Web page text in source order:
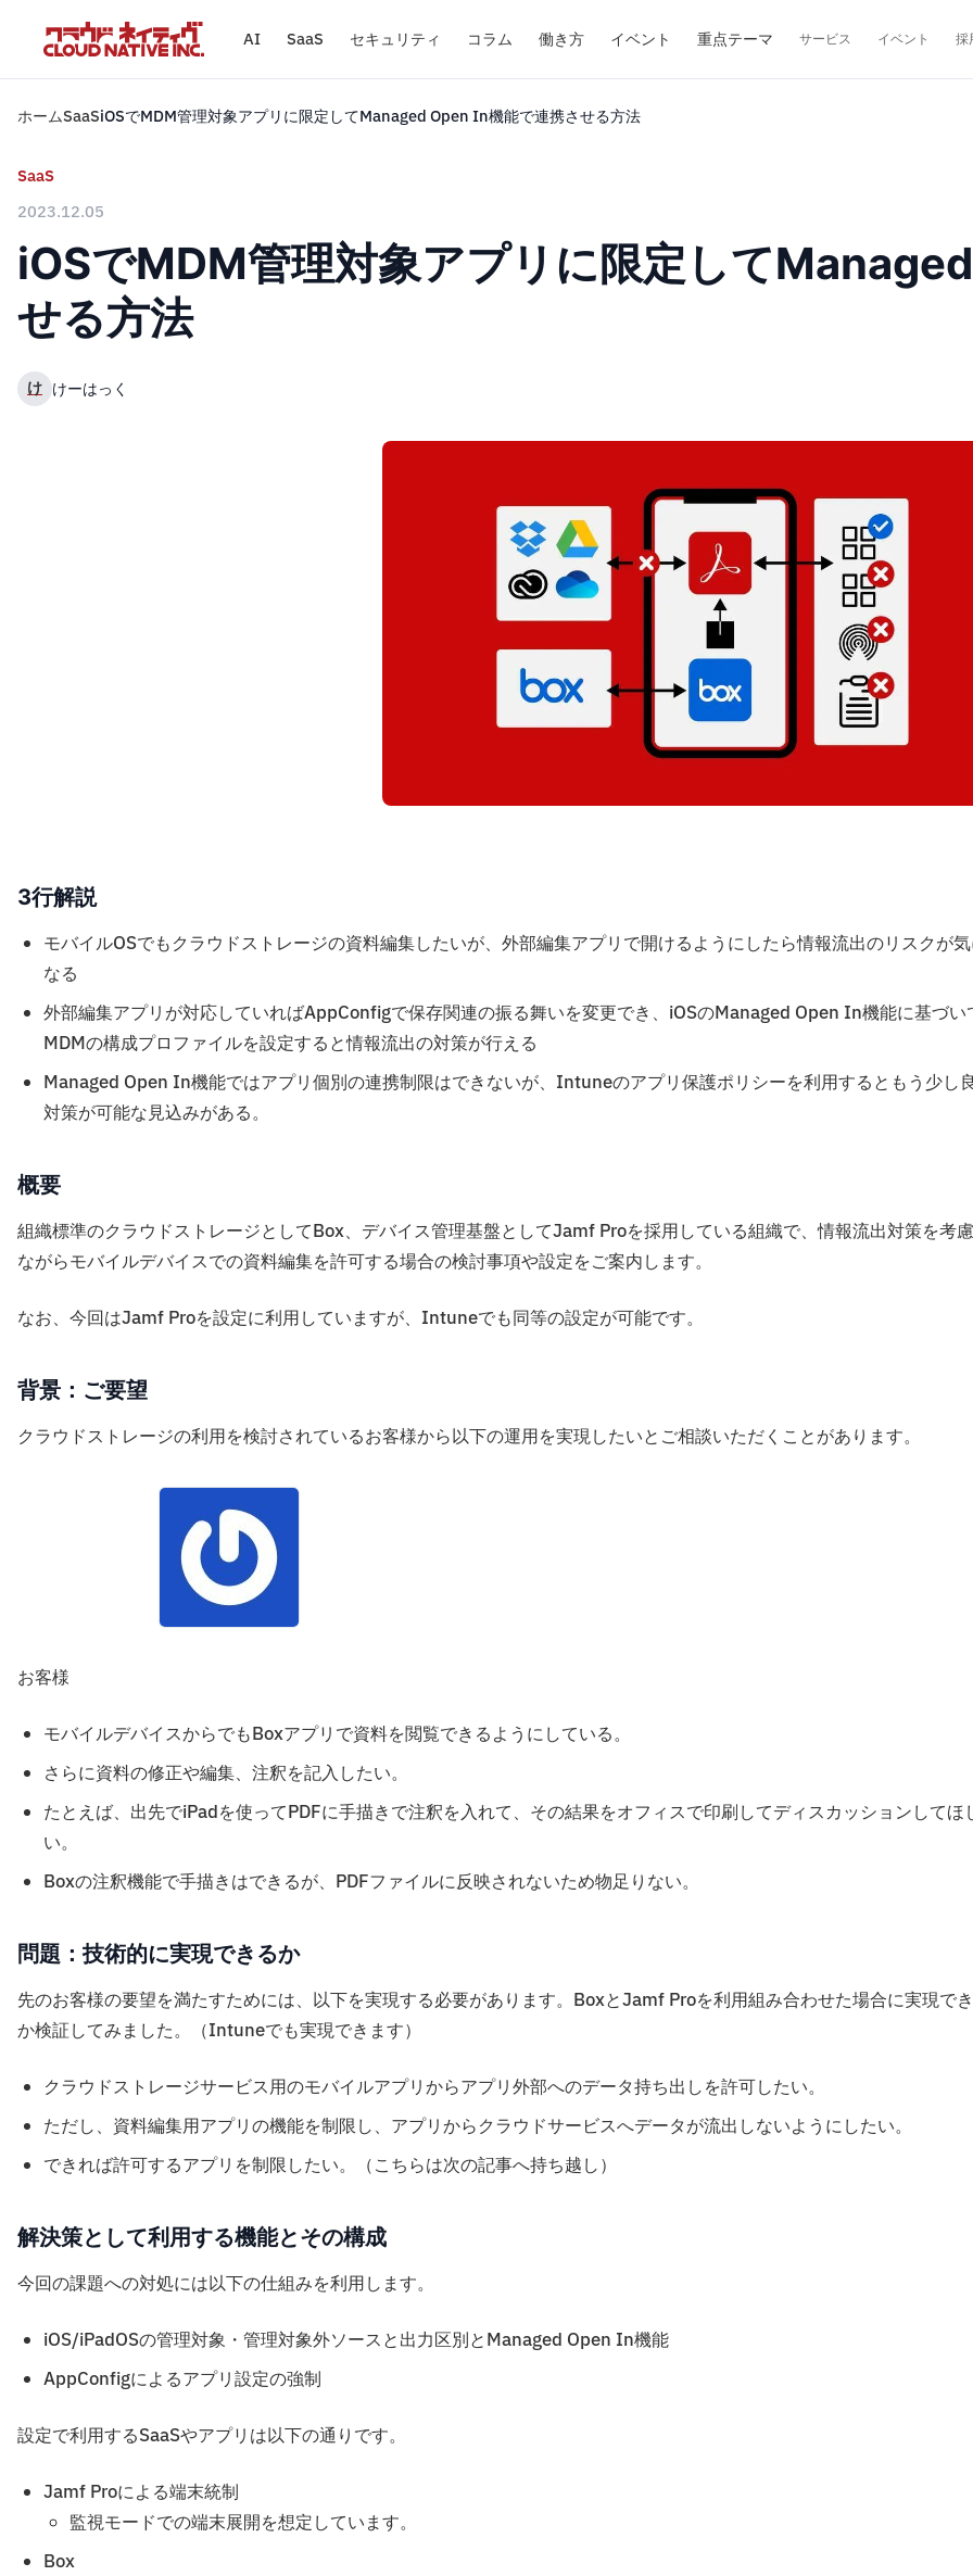
AI SaaS セキュリティ コラム 働き方 イベント 重点テーマ サービス イベント 採
ホームSaaSiOSでMDM管理対象アプリに限定してManaged Open In機能で連携させる方法
SaaS
2023.12.05
iOSでMDM管理対象アプリに限定して
せる方法
け けーはっく
3行解説
モバイルOSでもクラウドストレージの資料編集したいが、外部編集アプリで開けるようにしたら情報流出のリスクが
なる
外部編集アプリが対応していればAppConfigで保存関連の振る舞いを変更でき、iOSのManaged Open In機能に基づい
MDMの構成プロファイルを設定すると情報流出の対策が行える
Managed Open In機能ではアプリ個別の連携制限はできないが、Intuneのアプリ保護ポリシーを利用するともう少し
対策が可能な見込みがある。
概要
組織標準のクラウドストレージとしてBox、デバイス管理基盤としてJamf Proを採用している組織で、情報流出対策を考
ながらモバイルデバイスでの資料編集を許可する場合の検討事項や設定をご案内します。
なお、今回はJamf Proを設定に利用していますが、Intuneでも同等の設定が可能です。
背景：ご要望
クラウドストレージの利用を検討されているお客様から以下の運用を実現したいとご相談いただくことがあります。
お客様
モバイルデバイスからでもBoxアプリで資料を閲覧できるようにしている。
さらに資料の修正や編集、注釈を記入したい。
たとえば、出先でiPadを使ってPDFに手描きで注釈を入れて、その結果をオフィスで印刷してディスカッションしてほ
い。
Boxの注釈機能で手描きはできるが、PDFファイルに反映されないため物足りない。
問題：技術的に実現できるか
先のお客様の要望を満たすためには、以下を実現する必要があります。BoxとJamf Proを利用組み合わせた場合に実現で
か検証してみました。（Intuneでも実現できます）
クラウドストレージサービス用のモバイルアプリからアプリ外部へのデータ持ち出しを許可したい。
ただし、資料編集用アプリの機能を制限し、アプリからクラウドサービスへデータが流出しないようにしたい。
できれば許可するアプリを制限したい。（こちらは次の記事へ持ち越し）
解決策として利用する機能とその構成
今回の課題への対処には以下の仕組みを利用します。
iOS/iPadOSの管理対象・管理対象外ソースと出力区別とManaged Open In機能
AppConfigによるアプリ設定の強制
設定で利用するSaaSやアプリは以下の通りです。
Jamf Proによる端末統制
監視モードでの端末展開を想定しています。
Box